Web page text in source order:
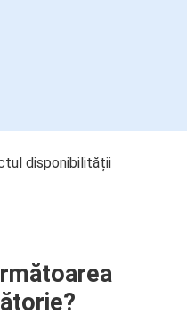
disponibilității